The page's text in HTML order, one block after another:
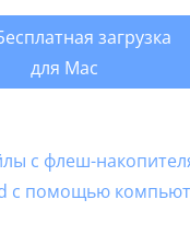
загрузка
для Mac
с флеш-
с помощью